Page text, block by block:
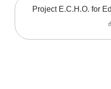
Project E.C.H.O. for